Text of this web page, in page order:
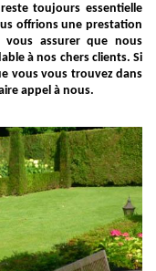
toujours essentielle
offrions une prestation
assurer que nous
à nos chers clients. Si
vous vous trouvez dans
appel à nous.